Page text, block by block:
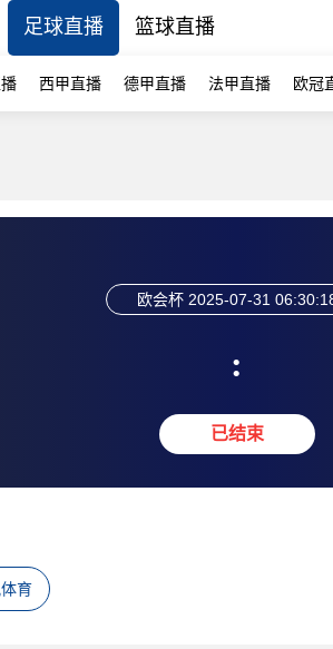
足球直播 篮球直播
西甲直播 德甲直播 法甲直播 欧冠
欧会杯 2025-07-31
:
已结束
育